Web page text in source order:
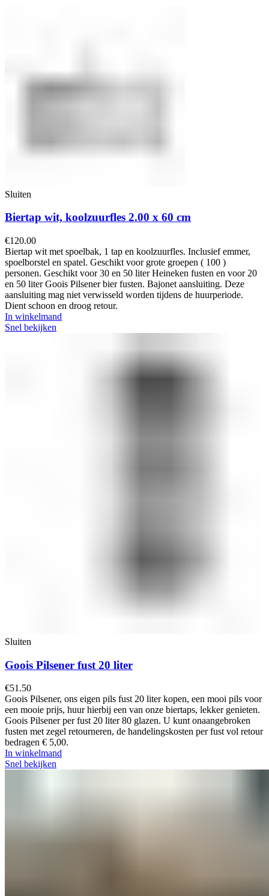
Sluiten
Biertap wit, koolzuurfles 2.00 x 60 cm
€120.00
Biertap wit met spoelbak, 1 tap en koolzuurfles. Inclusief emmer,
spoelborstel en spatel. Geschikt voor grote groepen ( 100 )
personen. Geschikt voor 30 en 50 liter Heineken fusten en voor 20
en 50 liter Goois Pilsener bier fusten. Bajonet aansluiting. Deze
aansluiting mag niet verwisseld worden tijdens de huurperiode.
Dient schoon en droog retour.
In winkelmand
Snel bekijken
Sluiten
Goois Pilsener fust 20 liter
€51.50
Goois Pilsener, ons eigen pils fust 20 liter kopen, een mooi pils voor
een mooie prijs, huur hierbij een van onze biertaps, lekker genieten.
Goois Pilsener per fust 20 liter 80 glazen. U kunt onaangebroken
fusten met zegel retourneren, de handelingskosten per fust vol retour
bedragen € 5,00.
In winkelmand
Snel bekijken